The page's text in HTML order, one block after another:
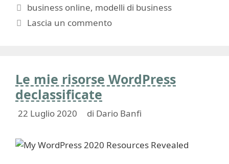
Tag
business online, modelli di business
Lascia un commento
Le mie risorse WordPress
declassificate
22 Luglio 2020 di Dario Banfi